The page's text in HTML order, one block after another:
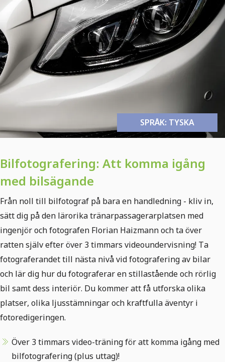
SPRÅK: TYSKA
Bilfotografering: Att komma igång
med bilsägande
Från noll till bilfotograf på bara en handledning - kliv in,
sätt dig på den lärorika tränarpassagerarplatsen med
ingenjör och fotografen Florian Haizmann och ta över
ratten själv efter över 3 timmars videoundervisning! Ta
fotograferandet till nästa nivå vid fotografering av bilar
och lär dig hur du fotograferar en stillastående och rörlig
bil samt dess interiör. Du kommer att få utforska olika
platser, olika ljusstämningar och kraftfulla äventyr i
fotoredigeringen.
Över 3 timmars video-träning för att komma igång med
bilfotografering (plus uttag)!